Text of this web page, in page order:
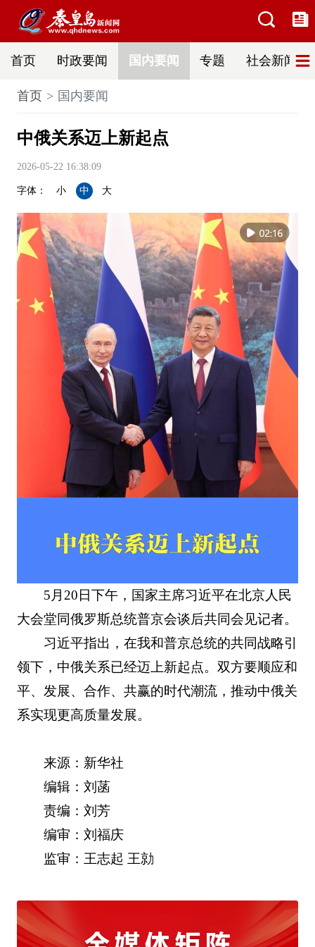
首页 时政要闻 国内要闻 专题 社会新闻
首页 国内要闻
中俄关系迈上新起点
2026-05-22 16:38:09
字体： 小 中 大
5月20日下午，国家主席习近平在北京人民
大会堂同俄罗斯总统普京会谈后共同会见记者。
习近平指出，在我和普京总统的共同战略引
领下，中俄关系已经迈上新起点。双方要顺应和
平、发展、合作、共赢的时代潮流，推动中俄关
系实现更高质量发展。
来源：新华社
编辑：刘菡
责编：刘芳
编审：刘福庆
监审：王志起 王勍